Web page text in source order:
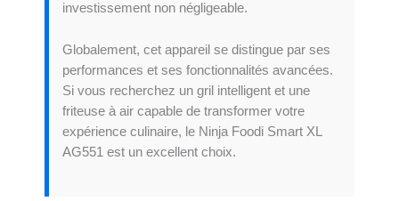
investissement non négligeable.
Globalement, cet appareil se distingue par ses
performances et ses fonctionnalités avancées.
Si vous recherchez un gril intelligent et une
friteuse à air capable de transformer votre
expérience culinaire, le Ninja Foodi Smart XL
AG551 est un excellent choix.